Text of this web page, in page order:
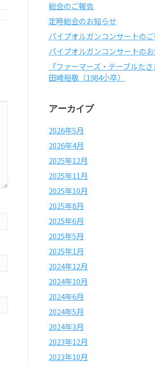
総会のご報告
定時総会のお知らせ
パイプオルガンコンサートの
パイプオルガンコンサートの
『ファーマーズ・テーブル
田崎裕敬（1984小卒）
アーカイブ
2026年5月
2026年4月
2025年12月
2025年11月
2025年10月
2025年8月
2025年6月
2025年5月
2025年1月
2024年12月
2024年10月
2024年6月
2024年5月
2024年3月
2023年12月
2023年10月